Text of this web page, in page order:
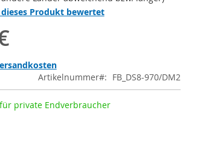
dieses Produkt bewertet
Artikelnummer
FB_DS8-970/DM2
private Endverbraucher